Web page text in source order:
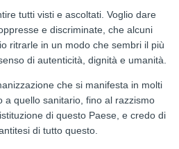
tutti visti e ascoltati. Voglio dare
e discriminate, che alcuni
ritrarle in un modo che sembri il più
di autenticità, dignità e umanità.
che si manifesta in molti
a quello sanitario, fino al razzismo
di questo Paese, e credo di
di tutto questo.